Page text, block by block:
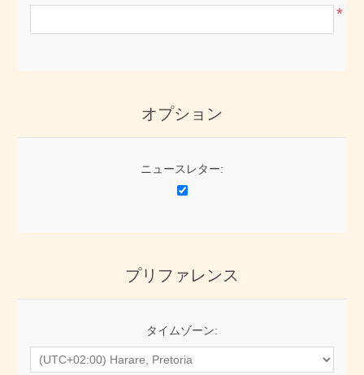
*
オプション
ニュースレター:
プリファレンス
タイムゾーン: